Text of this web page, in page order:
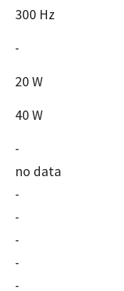
300 Hz
-
20 W
40 W
-
no data
-
-
-
-
-